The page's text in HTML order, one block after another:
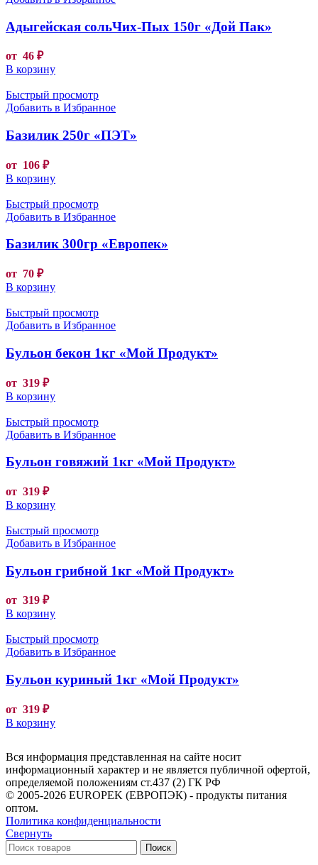
Адыгейская сольЧих-Пых 150г «Дой Пак»
от 46 ₽
В корзину
Быстрый просмотр
Добавить в Избранное
Базилик 250г «ПЭТ»
от 106 ₽
В корзину
Быстрый просмотр
Добавить в Избранное
Базилик 300гр «Европек»
от 70 ₽
В корзину
Быстрый просмотр
Добавить в Избранное
Бульон бекон 1кг «Мой Продукт»
от 319 ₽
В корзину
Быстрый просмотр
Добавить в Избранное
Бульон говяжий 1кг «Мой Продукт»
от 319 ₽
В корзину
Быстрый просмотр
Добавить в Избранное
Бульон грибной 1кг «Мой Продукт»
от 319 ₽
В корзину
Быстрый просмотр
Добавить в Избранное
Бульон куриный 1кг «Мой Продукт»
от 319 ₽
В корзину
Вся информация представленная на сайте носит
информационный характер и не является публичной офертой,
определяемой положениям ст.437 (2) ГК РФ
© 2005-2026 EUROPEK (ЕВРОПЭК) - продукты питания
оптом.
Политика конфиденциальности
Свернуть
Поиск